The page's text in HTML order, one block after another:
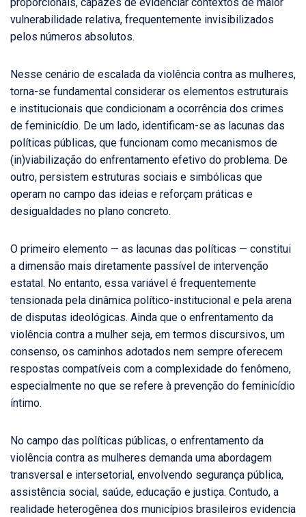
vulnerabilidade relativa, frequentemente invisibilizados
pelos números absolutos.
Nesse cenário de escalada da violência contra as mulheres,
torna-se fundamental considerar os elementos estruturais
e institucionais que condicionam a ocorrência dos crimes
de feminicídio. De um lado, identificam-se as lacunas das
políticas públicas, que funcionam como mecanismos de
(in)viabilização do enfrentamento efetivo do problema. De
outro, persistem estruturas sociais e simbólicas que
operam no campo das ideias e reforçam práticas e
desigualdades no plano concreto.
O primeiro elemento — as lacunas das políticas — constitui
a dimensão mais diretamente passível de intervenção
estatal. No entanto, essa variável é frequentemente
tensionada pela dinâmica político-institucional e pela arena
de disputas ideológicas. Ainda que o enfrentamento da
violência contra a mulher seja, em termos discursivos, um
consenso, os caminhos adotados nem sempre oferecem
respostas compatíveis com a complexidade do fenômeno,
especialmente no que se refere à prevenção do feminicídio
íntimo.
No campo das políticas públicas, o enfrentamento da
violência contra as mulheres demanda uma abordagem
transversal e intersetorial, envolvendo segurança pública,
assistência social, saúde, educação e justiça. Contudo, a
realidade heterogênea dos municípios brasileiros evidencia